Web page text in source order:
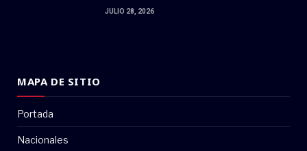
JULIO 28, 2026
MAPA DE SITIO
Portada
Nacionales